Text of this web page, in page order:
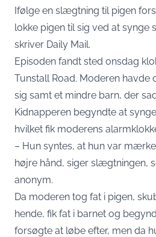
Ifølge en slægtning til pigen
lokke pigen til sig ved at synge
skriver Daily Mail.
Episoden fandt sted onsdag
Tunstall Road. Moderen havde
sig samt et mindre barn, der
Kidnapperen begyndte at
hvilket fik moderens
– Hun syntes, at hun var
højre hånd, siger slægtningen,
anonym.
Da moderen tog fat i pigen,
hende, fik fat i barnet og
forsøgte at løbe efter, men da